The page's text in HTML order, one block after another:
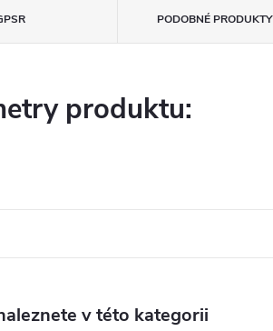
PODOBNÉ PRODUKTY
produktu:
v této kategorii